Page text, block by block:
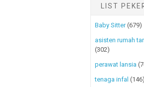
LIST
Baby Sitter (679)
asisten rumah
(302)
perawat lansia
tenaga infal (146)